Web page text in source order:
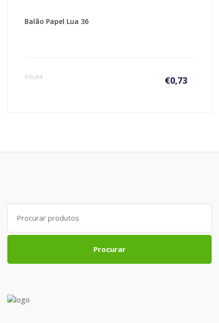
Balão Papel Lua 36
€0,84 €0,73
Search
for:
Procurar